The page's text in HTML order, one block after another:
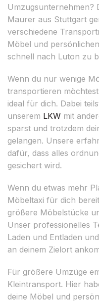
Umzugsunternehmen?
Maurer aus Stuttgart
verschiedene
Möbel und
schnell nach Luton zu
Wenn du nur wenige
transportieren
ideal für dich. Dabei
unserem LKW mit
sparst und trotzdem
gelangen. Unsere
dafür, dass alles
gesichert wird.
Wenn du etwas mehr
Möbeltaxi für dich
größere Möbelstücke
Unser professionelles
Laden und Entladen
an deinem Zielort
Für größere Umzüge
Kleintransport. Hier
deine Möbel und